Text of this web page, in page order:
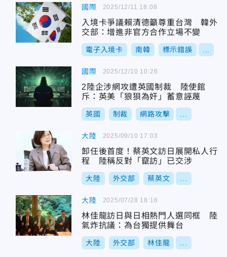
國際
入境卡爭議賴清德籲尊重台灣 韓外
交部：增進非官方合作立場不變
電子入境卡 南韓 標示錯誤
2025/12/11 18:08
國際
2陸企涉網攻遭英國制裁 陸使館
斥：英美「狼狽為奸」蓄意誣蔑
英國 制裁 網路攻擊
2025/12/10 10:26
大陸
卸任後首度！蔡英文訪日展開私人行
程 陸稱反對「竄訪」已交涉
大陸 外交部 蔡英文
2025/09/10 17:03
大陸
林佳龍訪日與日相熱門人選同框 陸
氣炸抗議：為台獨提供舞台
大陸 外交部 林佳龍
2025/07/28 18:16